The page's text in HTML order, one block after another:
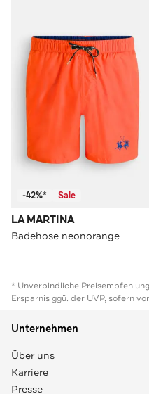
-42%* Sale
LA MARTINA
Badehose neonorange
* Unverbindliche
Ersparnis ggü. der UVP, sofern
Unternehmen
Über uns
Karriere
Presse